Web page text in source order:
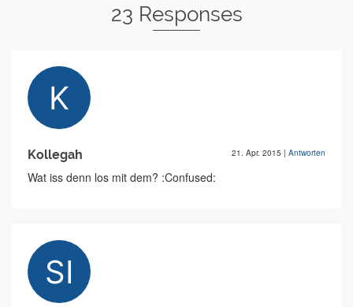
23 Responses
Kollegah 21. Apr. 2015 | Antworten
Wat iss denn los mit dem? :Confused: